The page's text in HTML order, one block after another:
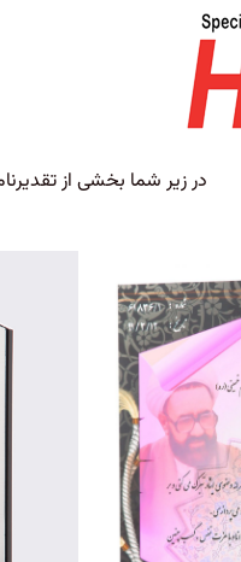
در زیر شما بخشی از